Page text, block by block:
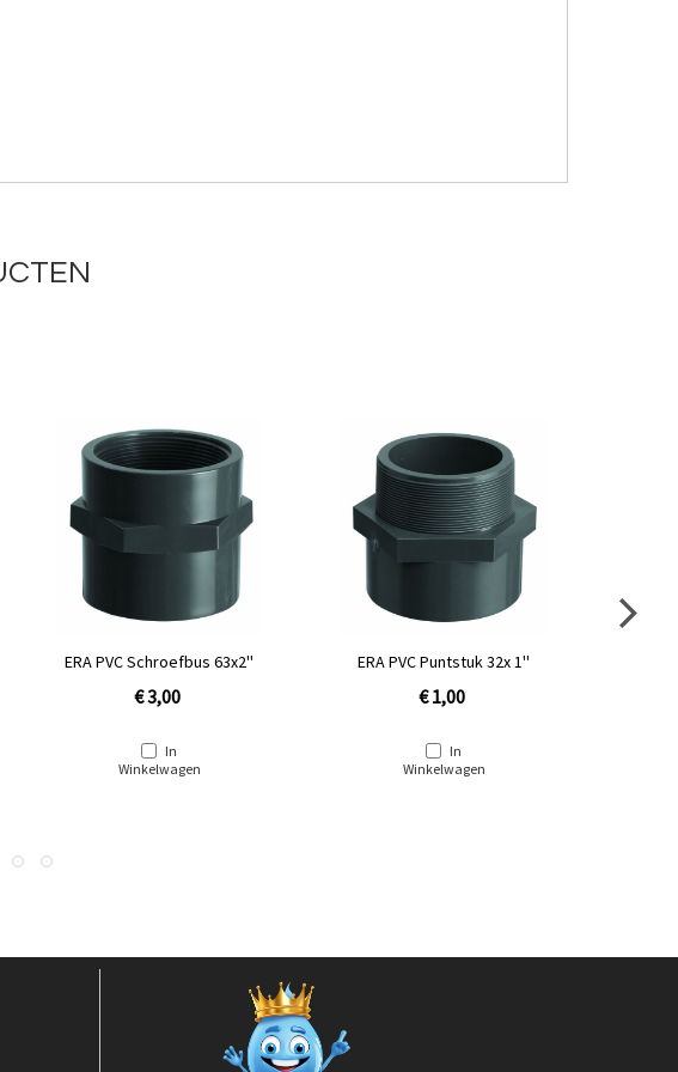
ERA PVC Schroefbus 63x2''
€ 3,00
In
Winkelwagen
ERA PVC Puntstuk 32x 1''
€ 1,00
In
Winkelwagen